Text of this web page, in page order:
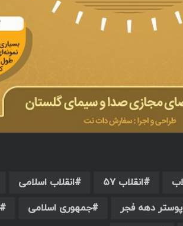
انقلاب ۵۷ انقلاب اسلامی
پوستر دهه فجر جمهوری اسلامی